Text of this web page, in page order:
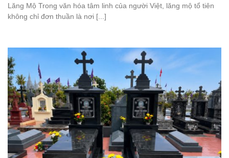
Lăng Mộ Trong văn hóa tâm linh của người Việt, lăng mộ tổ tiên
không chỉ đơn thuần là nơi [...]